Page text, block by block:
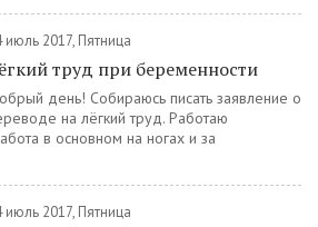
июль 2017, Пятница
труд при беременности
день! Собираюсь писать заявление о
на лёгкий труд. Работаю
в основном на ногах и за
июль 2017, Пятница